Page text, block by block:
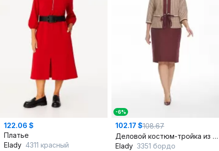
122.06 $
Платье
Elady 4311 красный
-6%
102.17 $108.67
Деловой костюм-тройка из бежевой и красной ткани
Elady 3351 бордо